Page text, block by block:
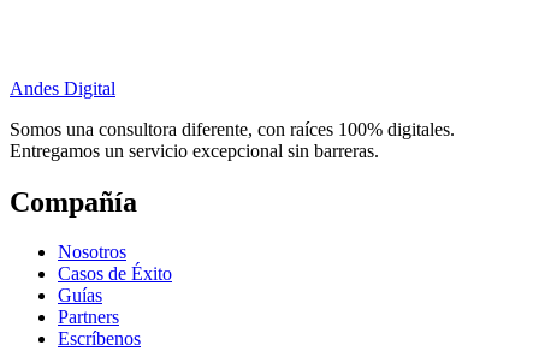
Andes Digital
Somos una consultora diferente, con raíces 100% digitales.
Entregamos un servicio excepcional sin barreras.
Compañía
Nosotros
Casos de Éxito
Guías
Partners
Escríbenos